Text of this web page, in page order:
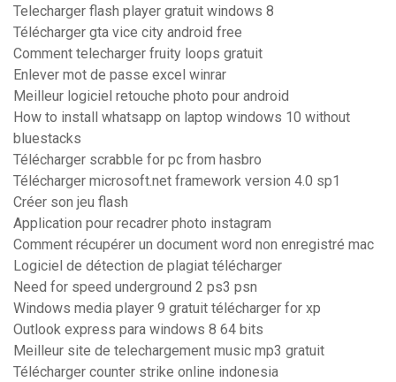
Telecharger flash player gratuit windows 8
Télécharger gta vice city android free
Comment telecharger fruity loops gratuit
Enlever mot de passe excel winrar
Meilleur logiciel retouche photo pour android
How to install whatsapp on laptop windows 10 without
bluestacks
Télécharger scrabble for pc from hasbro
Télécharger microsoft.net framework version 4.0 sp1
Créer son jeu flash
Application pour recadrer photo instagram
Comment récupérer un document word non enregistré mac
Logiciel de détection de plagiat télécharger
Need for speed underground 2 ps3 psn
Windows media player 9 gratuit télécharger for xp
Outlook express para windows 8 64 bits
Meilleur site de telechargement music mp3 gratuit
Télécharger counter strike online indonesia